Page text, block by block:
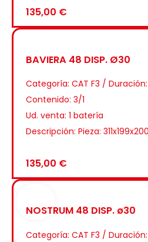
135,00 €
BAVIERA 48 DISP. Ø30
Categoría: CAT F3 /
Contenido: 3/1
Ud. venta: 1 batería
Descripción: Pieza:
135,00 €
NOSTRUM 48 DISP. ø30
Categoría: CAT F3 / Duración: